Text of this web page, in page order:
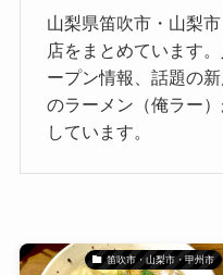
山梨県笛吹市・山梨
店をまとめています
ープン情報、話題の
のラーメン（俺ラー
しています。
笛吹市・山梨市・甲州市